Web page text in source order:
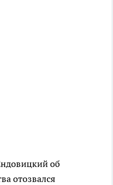
об
отозвался